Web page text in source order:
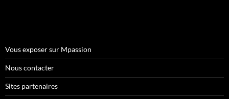
Vous exposer sur Mpassion
Nous contacter
Sites partenaires